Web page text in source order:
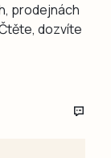
prodejnách
dozvíte